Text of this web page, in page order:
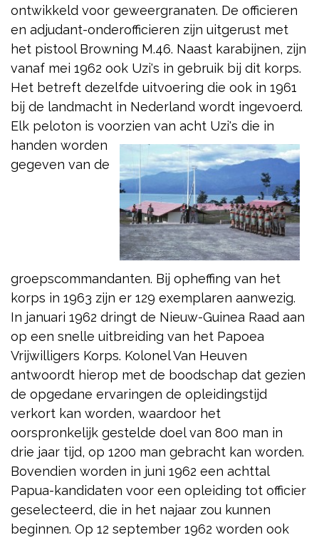
ontwikkeld voor geweergranaten. De officieren
en adjudant-onderofficieren zijn uitgerust met
het pistool Browning M.46. Naast karabijnen, zijn
vanaf mei 1962 ook Uzi's in gebruik bij dit korps.
Het betreft dezelfde uitvoering die ook in 1961
bij de landmacht in Nederland wordt ingevoerd.
Elk peloton is voorzien van acht Uzi's die in
handen worden
gegeven van de
groepscommandanten. Bij opheffing van het
korps in 1963 zijn er 129 exemplaren aanwezig.
In januari 1962 dringt de Nieuw-Guinea Raad aan
op een snelle uitbreiding van het Papoea
Vrijwilligers Korps. Kolonel Van Heuven
antwoordt hierop met de boodschap dat gezien
de opgedane ervaringen de opleidingstijd
verkort kan worden, waardoor het
oorspronkelijk gestelde doel van 800 man in
drie jaar tijd, op 1200 man gebracht kan worden.
Bovendien worden in juni 1962 een achttal
Papua-kandidaten voor een opleiding tot officier
geselecteerd, die in het najaar zou kunnen
beginnen. Op 12 september 1962 worden ook